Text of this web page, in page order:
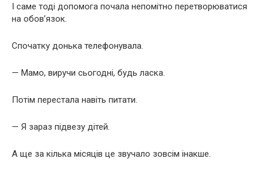
І саме тоді допомога почала непомітно перетворюватися
на обов’язок.
Спочатку донька телефонувала.
— Мамо, виручи сьогодні, будь ласка.
Потім перестала навіть питати.
— Я зараз підвезу дітей.
А ще за кілька місяців це звучало зовсім інакше.